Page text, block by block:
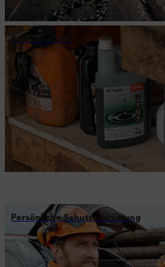
Betriebsstoffe
Persönliche Schutzausrüstung